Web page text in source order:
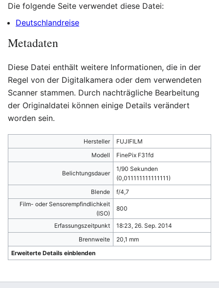
Die folgende Seite verwendet diese Datei:
Deutschlandreise
Metadaten
Diese Datei enthält weitere Informationen, die in der
Regel von der Digitalkamera oder dem verwendeten
Scanner stammen. Durch nachträgliche Bearbeitung
der Originaldatei können einige Details verändert
worden sein.
Hersteller
FUJIFILM
Modell
FinePix F31fd
Belichtungsdauer
1/90 Sekunden
(0,011111111111111)
Blende
f/4,7
Film- oder Sensorempfindlichkeit
(ISO)
800
Erfassungszeitpunkt
18:23, 26. Sep. 2014
Brennweite
20,1 mm
Erweiterte Details einblenden